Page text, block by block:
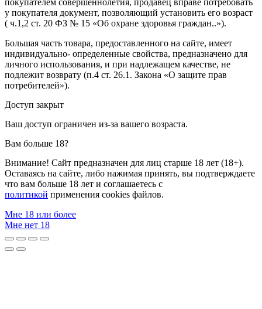
покупателем совершеннолетия, продавец вправе потребовать
у покупателя документ, позволяющий установить его возраст
( ч.1,2 ст. 20 ФЗ № 15 «Об охране здоровья граждан..»).
Большая часть товара, предоставленного на сайте, имеет
индивидуально- определенные свойства, предназначено для
личного использования, и при надлежащем качестве, не
подлежит возврату (п.4 ст. 26.1. Закона «О защите прав
потребителей»).
Доступ закрыт
Ваш доступ ограничен из-за вашего возраста.
Вам больше 18?
Внимание! Сайт предназначен для лиц старше 18 лет (18+).
Оставаясь на сайте, либо нажимая принять, вы подтверждаете
что вам больше 18 лет и соглашаетесь с
политикой применения cookies файлов.
Мне 18 или более
Мне нет 18